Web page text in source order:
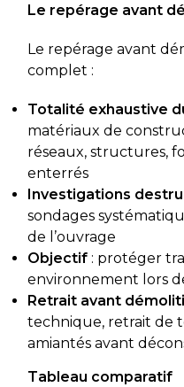
Le repérage avant
Le repérage avant
complet :
Totalité exhaustive
matériaux de
réseaux, structures,
enterrés
Investigations
sondages
de l’ouvrage
Objectif: protéger
environnement lors
Retrait avant
technique, retrait de
amiantés avant
Tableau comparatif